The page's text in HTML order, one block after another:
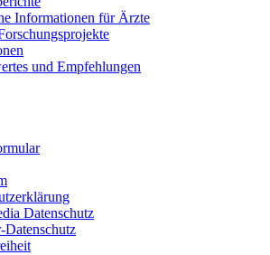
Informationen für Ärzte
und Empfehlungen
Datenschutz
Datenschutz